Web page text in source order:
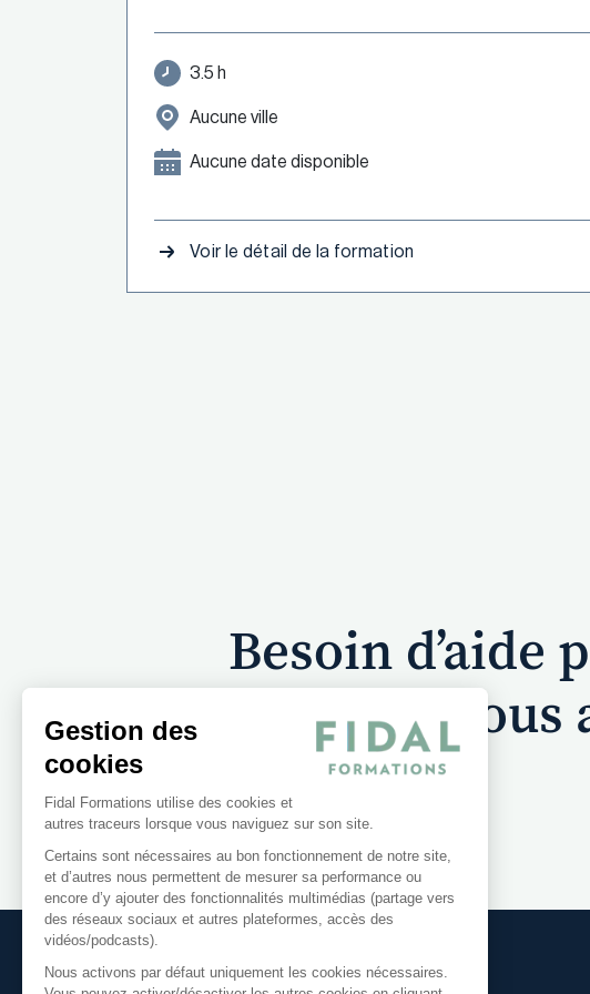
Gestion des
cookies
Fidal Formations utilise des cookies et
autres traceurs lorsque vous naviguez sur son site.
Certains sont nécessaires au bon fonctionnement de notre site,
et d’autres nous permettent de mesurer sa performance ou
encore d’y ajouter des fonctionnalités multimédias (partage vers
des réseaux sociaux et autres plateformes, accès des
vidéos/podcasts).
Nous activons par défaut uniquement les cookies nécessaires.
3.5 h
Aucune ville
Aucune date disponible
Voir le détail de la formation
Besoin d’aide
Vous